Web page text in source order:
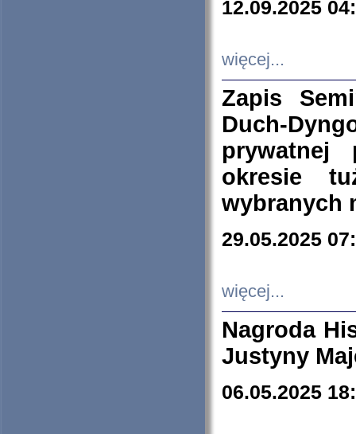
12.09.2025
więcej...
Zapis
Duch-
prywatnej
okresie
wybranych
29.05.2025
więcej...
Nagroda
Justyny
06.05.2025